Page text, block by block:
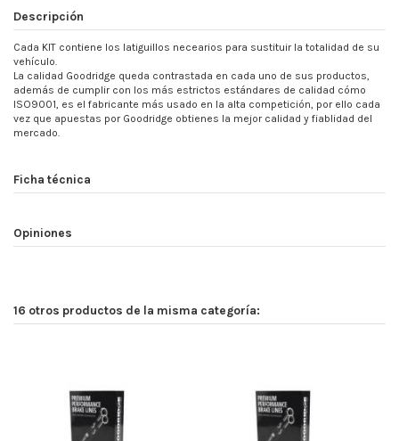
Descripción
Cada KIT contiene los latiguillos necearios para sustituir la totalidad de su
vehículo.
La calidad Goodridge queda contrastada en cada uno de sus productos,
además de cumplir con los más estrictos estándares de calidad cómo
ISO9001, es el fabricante más usado en la alta competición, por ello cada
vez que apuestas por Goodridge obtienes la mejor calidad y fiablidad del
mercado.
Ficha técnica
Opiniones
16 otros productos de la misma categoría: